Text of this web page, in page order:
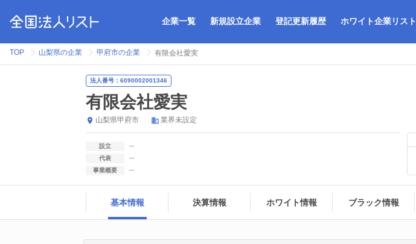
企業一覧 新規設立企業 登記更新履歴 ホワイト企業リスト
TOP 山梨県の企業 甲府市の企業 有限会社愛実
法人番号：6090002001346
有限会社愛実
山梨県甲府市 業界未設定
設立 --
代表 --
事業概要 --
基本情報 決算情報 ホワイト情報 ブラック情報